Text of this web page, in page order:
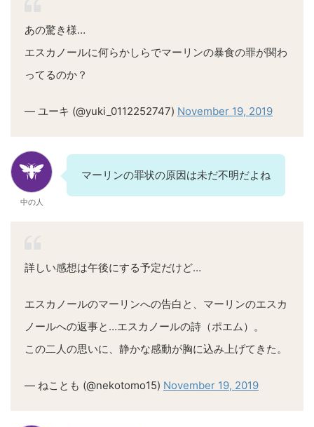
あの驚き様…
エスカノールに何らかしらでマーリンの暴食の罪が関わ
ってるのか？
— ユーキ (@yuki_0112252747) November 19, 2019
中の人
マーリンの罪状の原因は未だ不明だよね
詳しい感想は午後にする予定だけど…
エスカノールのマーリンへの告白と、マーリンのエスカ
ノールへの返事と…エスカノールの詩（ポエム）。
この二人の思いに、静かな感動が胸に込み上げてきた。
— ねことも (@nekotomo15) November 19, 2019